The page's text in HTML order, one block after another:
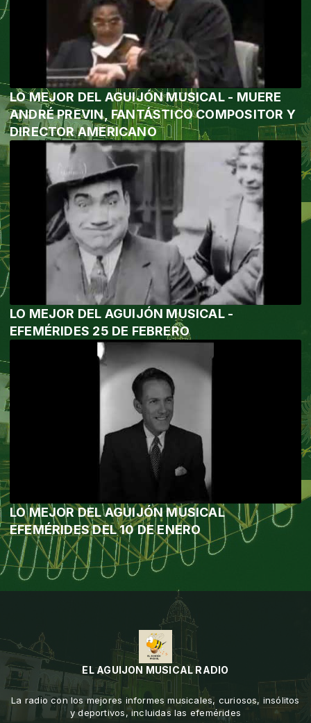
LO MEJOR DEL AGUIJÓN MUSICAL - MUERE
ANDRÉ PREVIN, FANTÁSTICO COMPOSITOR Y
DIRECTOR AMERICANO
LO MEJOR DEL AGUIJÓN MUSICAL -
EFEMÉRIDES 25 DE FEBRERO
LO MEJOR DEL AGUIJÓN MUSICAL
EFEMÉRIDES DEL 10 DE ENERO
EL AGUIJON MUSICAL RADIO
La radio con los mejores informes musicales, curiosos, insólitos
y deportivos, incluidas las efemérides